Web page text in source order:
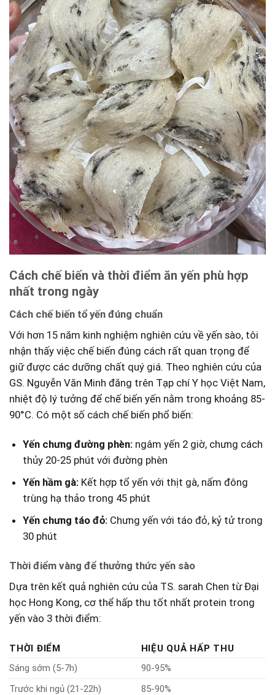
Cách chế biến và thời điểm ăn yến phù hợp⁤
nhất trong ngày
Cách chế biến ⁣tổ yến đúng chuẩn
Với hơn 15 năm‍ kinh ⁤nghiệm nghiên ‌cứu ​về ⁣yến sào, tôi
⁣nhận thấy‌ việc ‍chế biến đúng cách rất quan trọng để
giữ được các dưỡng ⁤chất quý giá. Theo nghiên cứu ​của ​
GS.⁢ Nguyễn Văn Minh đăng trên ⁢Tạp chí Y học Việt Nam,
nhiệt độ lý tưởng để chế biến⁤ yến nằm ⁣trong‍ khoảng 85-
90°C.‌ Có một ​số cách chế biến phổ biến:
Yến‌ chưng đường phèn:ngâm yến 2 giờ, ⁣chưng cách
thủy 20-25 phút​ với đường phèn
Yến hầm⁣ gà:Kết ⁣hợp tổ yến với thịt gà, nấm đông
trùng hạ thảo trong ‍45 phút
Yến⁤ chưng táo đỏ:Chưng yến với ​táo đỏ, kỷ tử trong
30 phút
Thời điểm vàng để thưởng thức ‍yến sào
Dựa trên kết ‌quả ​nghiên ⁢cứu của TS.⁢ sarah Chen từ Đại
học Hong Kong,​ cơ thể hấp thu tốt nhất protein ⁤trong
yến vào ‍3⁤ thời điểm:
THỜI ĐIỂM
HIỆU QUẢ HẤP THU
Sáng sớm (5-7h)
90-95%
Trước khi ngủ (21-22h)
85-90%